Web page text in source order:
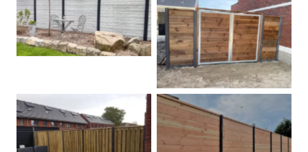
Betonschutting
Dubbele poort
Betonpalen schutting Douglas